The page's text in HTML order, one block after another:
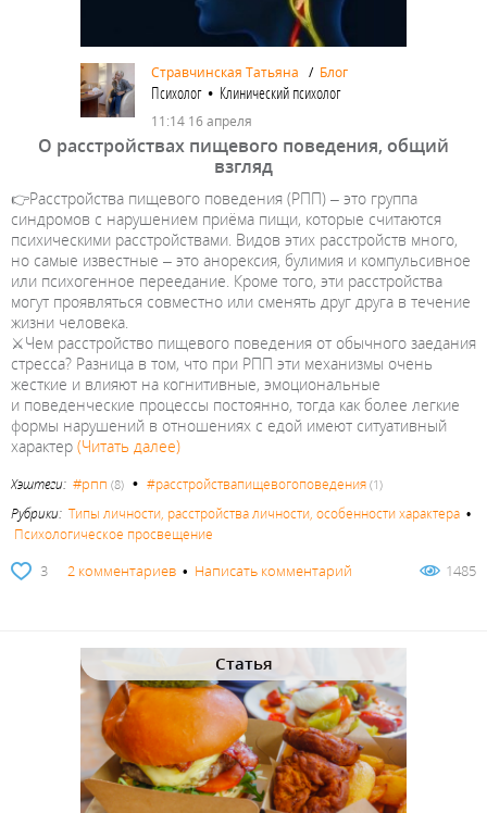
Стравчинская Татьяна / Блог
Психолог • Клинический психолог
11:14 16 апреля
О расстройствах пищевого поведения, общий
взгляд
👉Расстройства пищевого поведения (РПП) – это группа
синдромов с нарушением приёма пищи, которые считаются
психическими расстройствами. Видов этих расстройств много,
но самые известные – это анорексия, булимия и компульсивное
или психогенное переедание. Кроме того, эти расстройства
могут проявляться совместно или сменять друг друга в течение
жизни человека.
⚔️Чем расстройство пищевого поведения от обычного заедания
стресса? Разница в том, что при РПП эти механизмы очень
жесткие и влияют на когнитивные, эмоциональные
и поведенческие процессы постоянно, тогда как более легкие
формы нарушений в отношениях с едой имеют ситуативный
характер (Читать далее)
Хэштеги: #рпп (8) • #расстройствапищевогоповедения (1)
Рубрики: Типы личности, расстройства личности, особенности характера •
Психологическое просвещение
3 2 комментариев • Написать комментарий 1485
Статья